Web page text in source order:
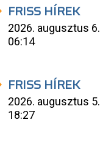
FRISS HÍREK
2026. augusztus 6.
06:14
FRISS HÍREK
2026. augusztus 5.
18:27